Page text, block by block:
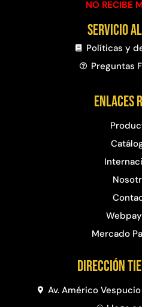
NO RECIBE
Servicio
Políticas y
Preguntas
Enlaces
Mercado
Dirección
Av. Américo Vespucio